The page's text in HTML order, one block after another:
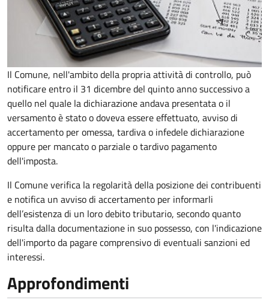
Il Comune, nell'ambito della propria attività di controllo, può
notificare entro il 31 dicembre del quinto annosuccessivo a
quello nel quale la dichiarazione andava presentata o il
versamento è stato o doveva essere effettuato, avviso di
accertamento per omessa, tardiva o infedele dichiarazione
oppure per mancato o parziale o tardivo pagamento
dell'imposta.
Il Comune verifica la regolarità della posizione dei contribuenti
e notifica un avviso di accertamento per informarli
dell’esistenza di un loro debito tributario, secondo quanto
risulta dalla documentazione in suo possesso, con l'indicazione
dell'importo da pagare comprensivo di eventuali sanzioni ed
interessi.
Approfondimenti